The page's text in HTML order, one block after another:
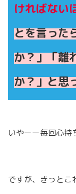
ければない
とを言った
か？」「離
か？」と思
いやーー毎回心持
ですが、きっとこ